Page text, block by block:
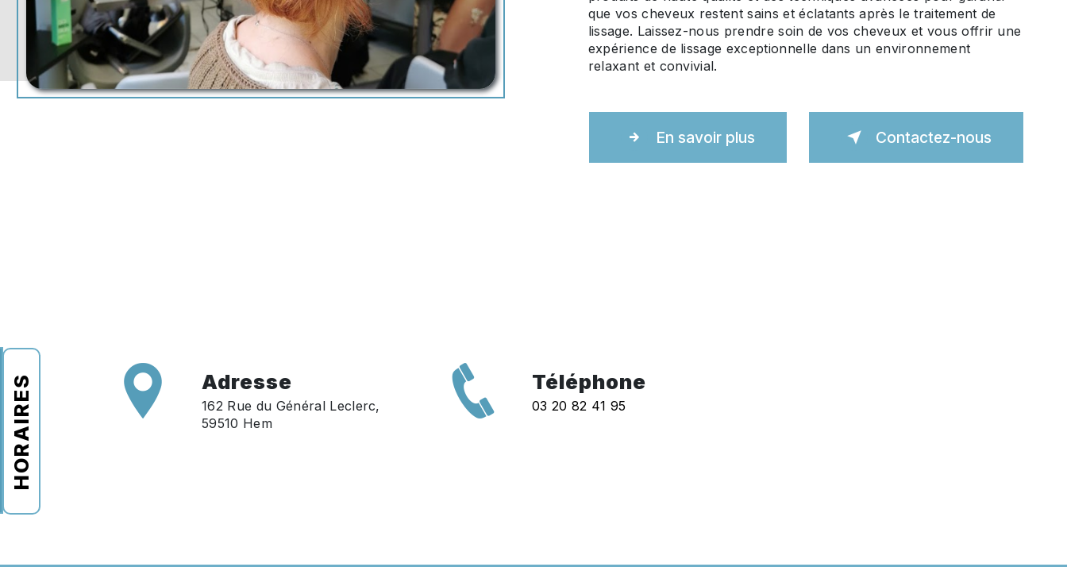
HORAIRES
que vos cheveux restent sains et éclatants après le traitement de
lissage. Laissez-nous prendre soin de vos cheveux et vous offrir une
expérience de lissage exceptionnelle dans un environnement
relaxant et convivial.
En savoir plus Contactez-nous
Adresse
162 Rue du Général Leclerc,
59510 Hem
Téléphone
03 20 82 41 95